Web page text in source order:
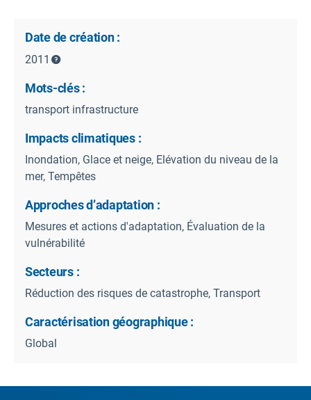
Date de création :
2011
Mots-clés :
transport infrastructure
Impacts climatiques :
Inondation, Glace et neige, Elévation du niveau de la
mer, Tempêtes
Approches d’adaptation :
Mesures et actions d'adaptation, Évaluation de la
vulnérabilité
Secteurs :
Réduction des risques de catastrophe, Transport
Caractérisation géographique :
Global